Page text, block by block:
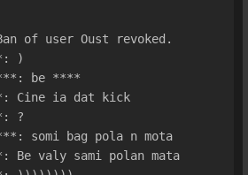
of user Oust revoked.
)
be ****
Cine ia dat kick
?
somi bag pola n mota
Be valy sami polan mata